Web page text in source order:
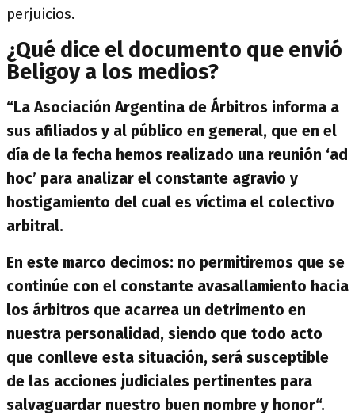
perjuicios.
¿Qué dice el documento que envió
Beligoy a los medios?
“La Asociación Argentina de Árbitros informa a
sus afiliados y al público en general, que en el
día de la fecha hemos realizado una reunión ‘ad
hoc’ para analizar el constante agravio y
hostigamiento del cual es víctima el colectivo
arbitral.
En este marco decimos: no permitiremos que se
continúe con el constante avasallamiento hacia
los árbitros que acarrea un detrimento en
nuestra personalidad, siendo que todo acto
que conlleve esta situación, será susceptible
de las acciones judiciales pertinentes para
salvaguardar nuestro buen nombre y honor“.